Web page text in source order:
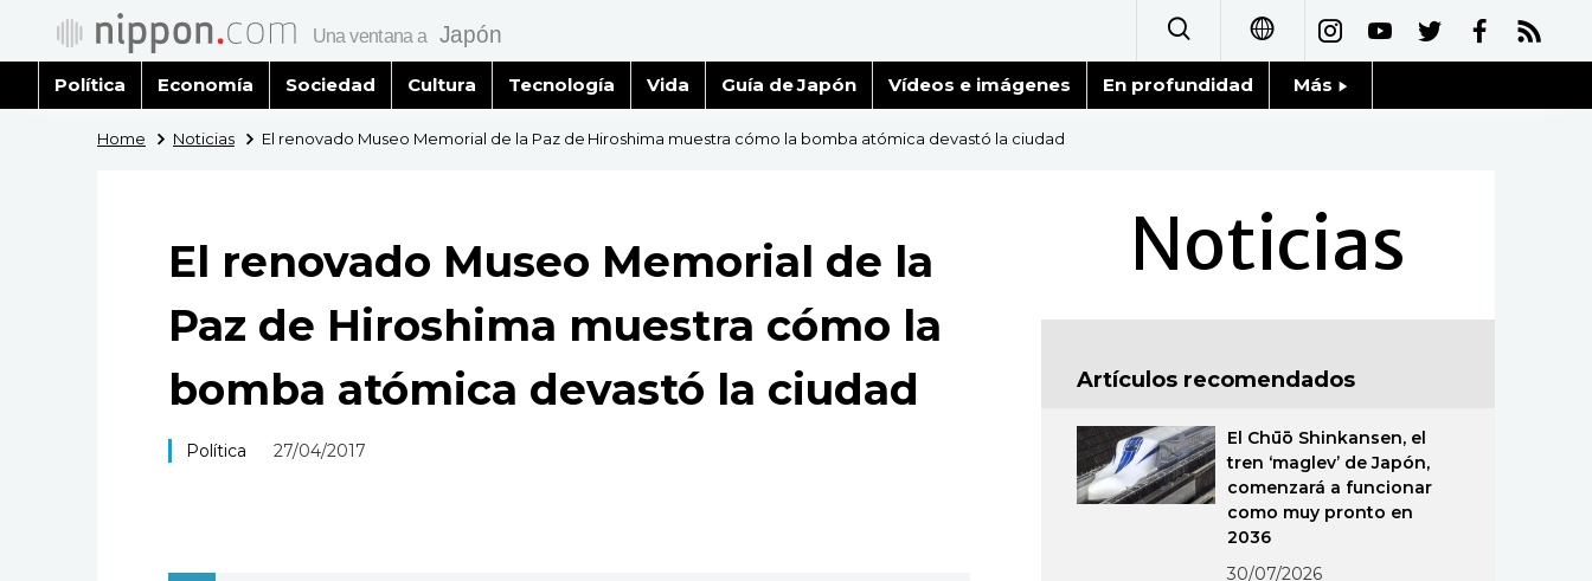
日本語
简体字
繁體字
العربية
Русский
Política Economía Sociedad Cultura Tecnología Vida Guía de Japón Vídeos e imágenes En profundidad Más
Fragmentos de Japón
Gente
Blog
Tokio
Avisos
Home Noticias El renovado Museo Memorial de la Paz de Hiroshima muestra cómo la bomba atómica devastó la ciudad
El renovado Museo Memorial de la
Paz de Hiroshima muestra cómo la
bomba atómica devastó la ciudad
Política 27/04/2017
Noticias
Artículos recomendados
El Chūō Shinkansen, el
tren ‘maglev’ de Japón,
comenzará a funcionar
como muy pronto en
2036
30/07/2026